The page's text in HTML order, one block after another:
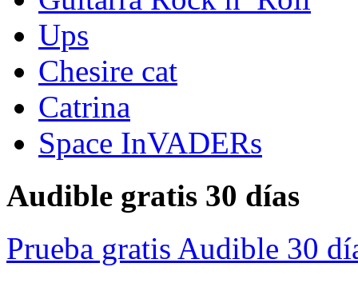
Ups
Chesire cat
Catrina
Space InVADERs
Audible gratis 30 días
Prueba gratis Audible 30